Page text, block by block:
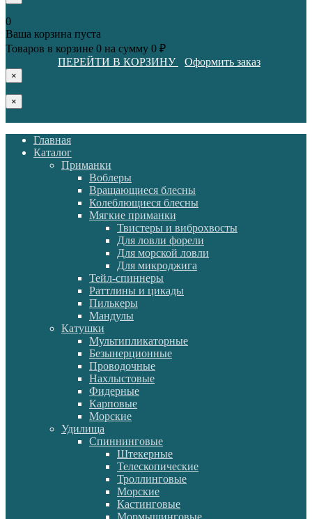
0
Ваша корзина пуста
Товаров в корзине 0 на сумму 0 ₽
ПЕРЕЙТИ В КОРЗИНУ
Оформить заказ
×
×
Главная
Каталог
Приманки
Воблеры
Вращающиеся блесны
Колеблющиеся блесны
Мягкие приманки
Твистеры и виброхвосты
Для ловли форели
Для морской ловли
Для микроджига
Тейл-спиннеры
Раттлины и цикады
Пилькеры
Мандулы
Катушки
Мультипликаторные
Безынерционные
Проводочные
Нахлыстовые
Фидерные
Карповые
Морские
Удилища
Спиннинговые
Штекерные
Телескопические
Троллинговые
Морские
Кастинговые
Мормышинговые